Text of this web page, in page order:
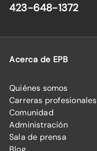
423-648-1372
Acerca de EPB
Quiénes somos
Carreras profesionales
Comunidad
Administración
Sala de prensa